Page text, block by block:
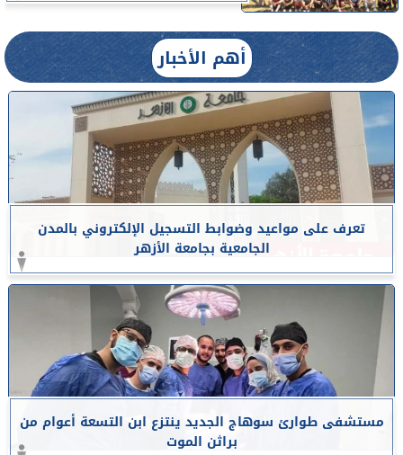
أهم الأخبار
تعرف على مواعيد وضوابط التسجيل الإلكتروني بالمدن
الجامعية بجامعة الأزهر
مستشفى طوارئ سوهاج الجديد ينتزع ابن التسعة أعوام من
براثن الموت